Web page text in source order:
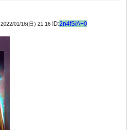
2022/01/16(日) 21:16 ID:2n4fS/A+0